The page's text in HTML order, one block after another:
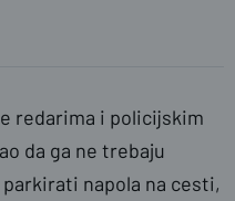
redarima i policijskim
da ga ne trebaju
napola na cesti,